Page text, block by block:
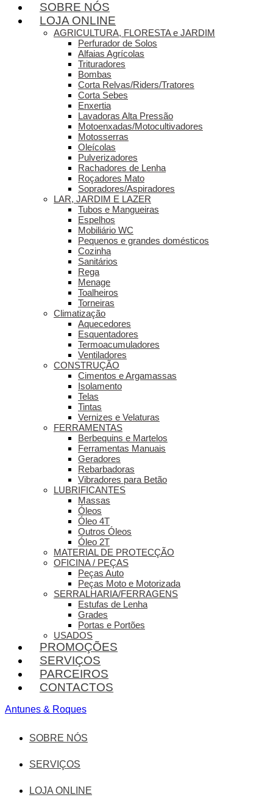
SOBRE NÓS
LOJA ONLINE
AGRICULTURA, FLORESTA e JARDIM
Perfurador de Solos
Alfaias Agrícolas
Trituradores
Bombas
Corta Relvas/Riders/Tratores
Corta Sebes
Enxertia
Lavadoras Alta Pressão
Motoenxadas/Motocultivadores
Motosserras
Oleícolas
Pulverizadores
Rachadores de Lenha
Roçadores Mato
Sopradores/Aspiradores
LAR, JARDIM E LAZER
Tubos e Mangueiras
Espelhos
Mobiliário WC
Pequenos e grandes domésticos
Cozinha
Sanitários
Rega
Menage
Toalheiros
Torneiras
Climatização
Aquecedores
Esquentadores
Termoacumuladores
Ventiladores
CONSTRUÇÃO
Cimentos e Argamassas
Isolamento
Telas
Tintas
Vernizes e Velaturas
FERRAMENTAS
Berbequins e Martelos
Ferramentas Manuais
Geradores
Rebarbadoras
Vibradores para Betão
LUBRIFICANTES
Massas
Óleos
Óleo 4T
Outros Óleos
Óleo 2T
MATERIAL DE PROTECÇÃO
OFICINA / PEÇAS
Peças Auto
Peças Moto e Motorizada
SERRALHARIA/FERRAGENS
Estufas de Lenha
Grades
Portas e Portões
USADOS
PROMOÇÕES
SERVIÇOS
PARCEIROS
CONTACTOS
Antunes & Roques
SOBRE NÓS
SERVIÇOS
LOJA ONLINE